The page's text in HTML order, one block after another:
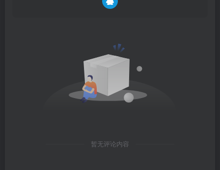
暂无评论内容